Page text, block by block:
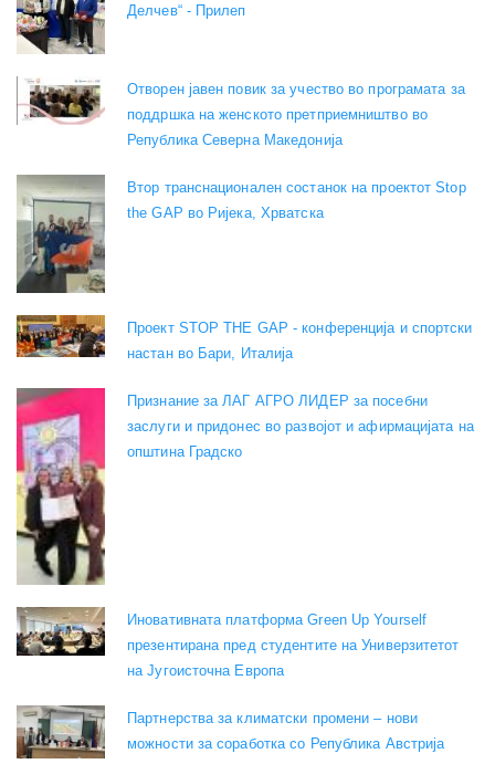
Делчев“ - Прилеп
Отворен јавен повик за учество во програмата за
поддршка на женското претприемништво во
Република Северна Македонија
Втор транснационален состанок на проектот Stop
the GAP во Ријека, Хрватска
Проект STOP THE GAP - конференција и спортски
настан во Бари, Италија
Признание за ЛАГ АГРО ЛИДЕР за посебни
заслуги и придонес во развојот и афирмацијата на
општина Градско
Иновативната платформа Green Up Yourself
презентирана пред студентите на Универзитетот
на Југоисточна Европа
Партнерства за климатски промени – нови
можности за соработка со Република Австрија